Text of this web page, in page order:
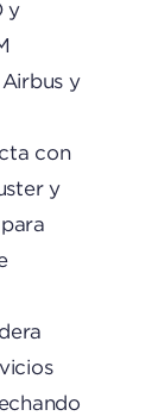
y
y
con
y